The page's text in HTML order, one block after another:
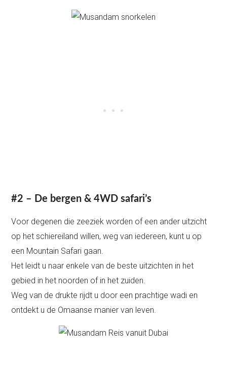
#2 – De bergen & 4WD safari’s
Voor degenen die zeeziek worden of een ander uitzicht
op het schiereiland willen, weg van iedereen, kunt u op
een Mountain Safari gaan.
Het leidt u naar enkele van de beste uitzichten in het
gebied in het noorden of in het zuiden.
Weg van de drukte rijdt u door een prachtige wadi en
ontdekt u de Omaanse manier van leven.